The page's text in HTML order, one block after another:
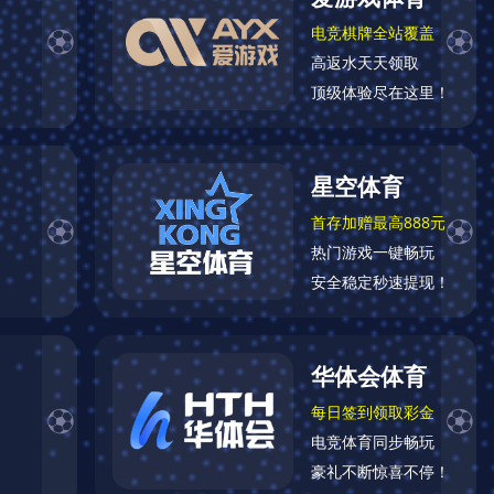
力国米续约谈判或在未来几个月展开